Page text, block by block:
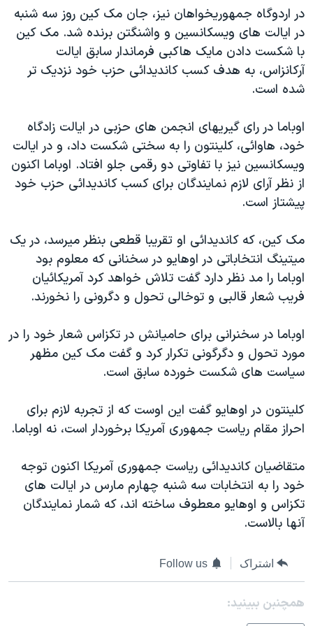
فرهنگ و زندگی
حقوق شهروندی
اقتصادی
علم و فناوری
گالری عکس
آرشیو پخش زنده
مستندها
انتخابات ریاست جمهوری آمریکا ۲۰۲۴
حمله جمهوری اسلامی به اسرائیل
رمز مهسا
اعتراضات زن، زندگی، آزادی
مجموعه مستندهای دادخواهی
تریبونال مردمی آبان ۹۸
چهل سال گروگان‌گیری
قانون شفافیت دارائی کادر رهبری ایران
اعتراضات مردمی آبان ۹۸
نرگس محمدی برنده جایزه نوبل صلح
همایش محافظه‌کاران آمریکا «سی‌پک»
سفر پرزیدنت ترامپ به چین
دنبال کنید
در اردوگاه جمهوريخواهان نيز، جان مک کين روز سه شنبه
در ايالت های ويسکانسين و واشنگتن برنده شد. مک کين
با شکست دادن مايک هاکبی فرماندار سابق ايالت
آرکانزاس، به هدف کسب کانديدائی حزب خود نزديک تر
شده است.
اوباما در رای گيريهای انجمن های حزبی در ايالت زادگاه
خود، هاوائی، کلينتون را به سختی شکست داد، و در ايالت
ويسکانسين نيز با تفاوتی دو رقمی جلو افتاد. اوباما اکنون
از نظر آرای لازم نمايندگان برای کسب کانديدائی حزب خود
پيشتاز است.
مک کين، که کانديدائی او تقريبا قطعی بنظر ميرسد، در يک
ميتينگ انتخاباتی در اوهايو در سخنانی که معلوم بود
اوباما را مد نظر دارد گفت تلاش خواهد کرد آمريکائيان
فريب شعار قالبی و توخالی تحول و دگرونی را نخورند.
اوباما در سخنرانی برای حاميانش در تکزاس شعار خود را در
مورد تحول و دگرگونی تکرار کرد و گفت مک کين مظهر
سياست های شکست خورده سابق است.
کلينتون در اوهايو گفت اين اوست که از تجربه لازم برای
احراز مقام رياست جمهوری آمريکا برخوردار است، نه اوباما.
متقاضيان کانديدائی رياست جمهوری آمريکا اکنون توجه
خود را به انتخابات سه شنبه چهارم مارس در ايالت های
تکزاس و اوهايو معطوف ساخته اند، که شمار نمايندگان
آنها بالاست.
اشتراک Follow us
همچنبن ببینید: